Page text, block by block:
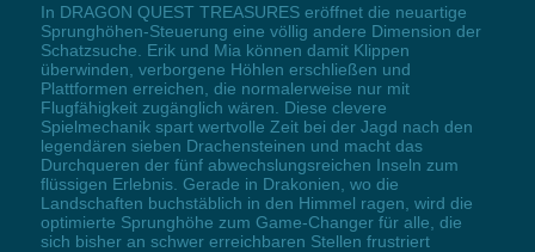
In DRAGON QUEST TREASURES eröffnet die neuartige
Sprunghöhen-Steuerung eine völlig andere Dimension der
Schatzsuche. Erik und Mia können damit Klippen
überwinden, verborgene Höhlen erschließen und
Plattformen erreichen, die normalerweise nur mit
Flugfähigkeit zugänglich wären. Diese clevere
Spielmechanik spart wertvolle Zeit bei der Jagd nach den
legendären sieben Drachensteinen und macht das
Durchqueren der fünf abwechslungsreichen Inseln zum
flüssigen Erlebnis. Gerade in Drakonien, wo die
Landschaften buchstäblich in den Himmel ragen, wird die
optimierte Sprunghöhe zum Game-Changer für alle, die
sich bisher an schwer erreichbaren Stellen frustriert